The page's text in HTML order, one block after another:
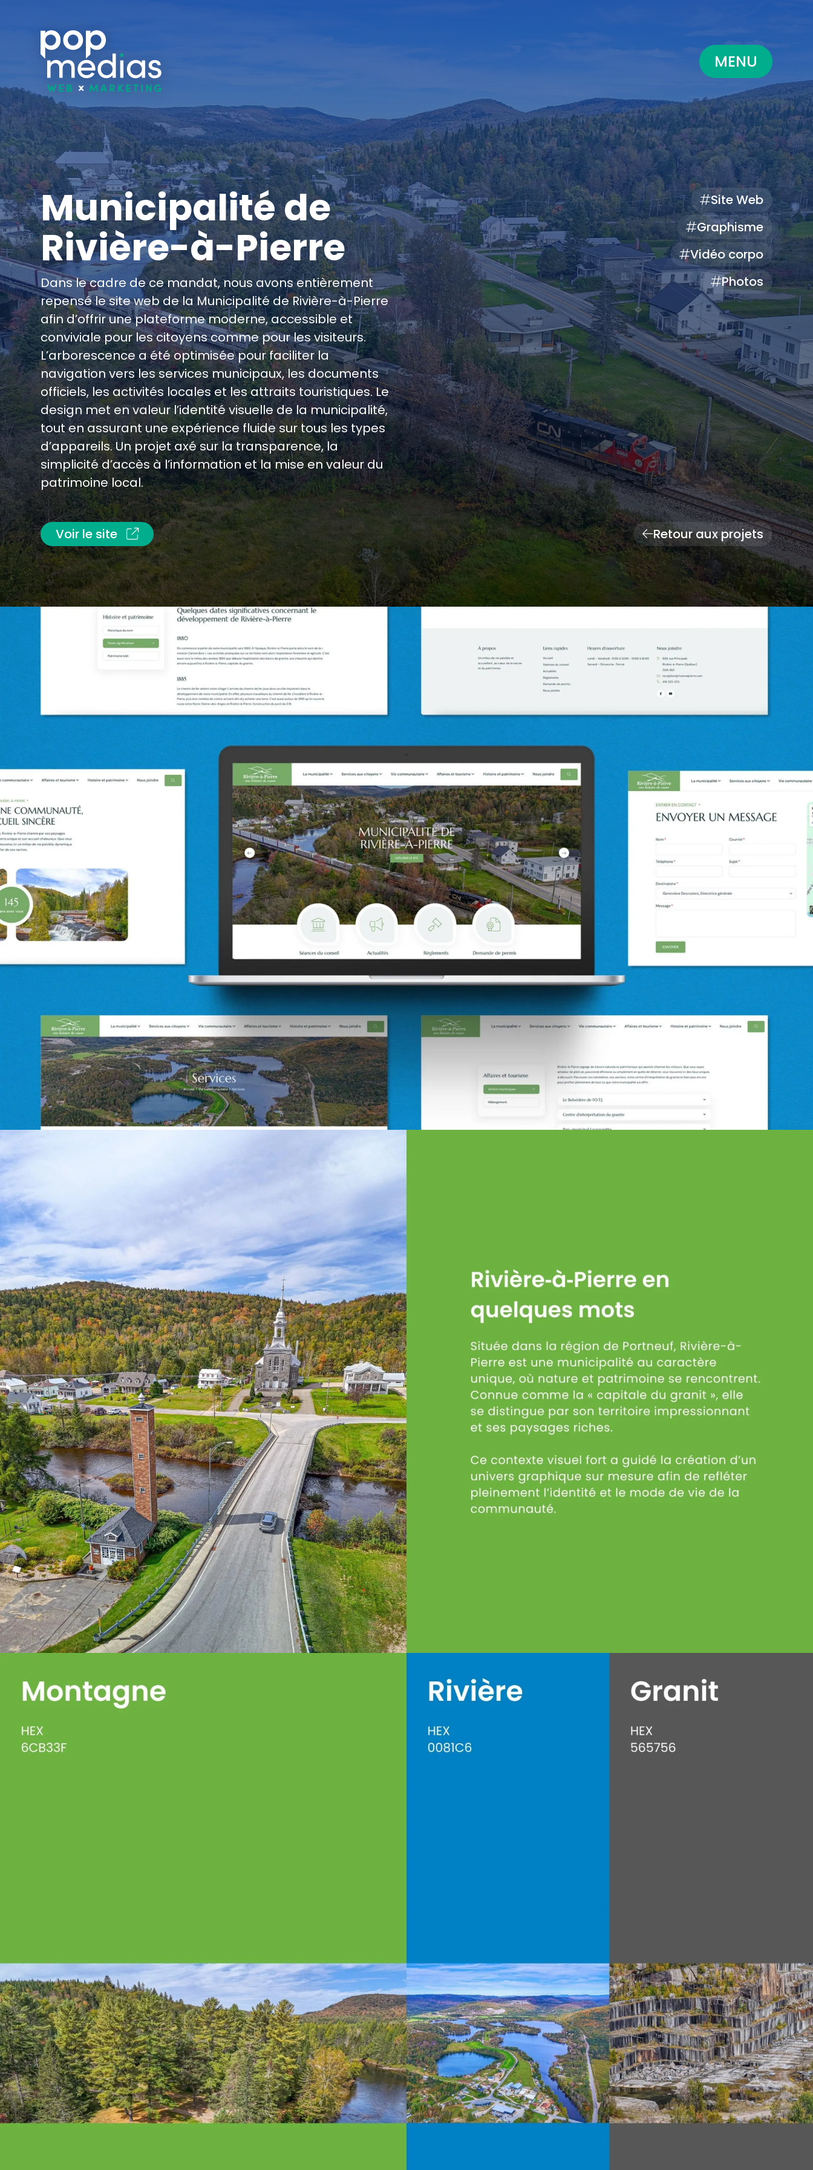
MENU
Municipalité de
Rivière-à-Pierre
Dans le cadre de ce mandat, nous avons entièrement
repensé le site web de la Municipalité de Rivière-à-Pierre
afin d’offrir une plateforme moderne, accessible et
conviviale pour les citoyens comme pour les visiteurs.
L’arborescence a été optimisée pour faciliter la
navigation vers les services municipaux, les documents
officiels, les activités locales et les attraits touristiques. Le
design met en valeur l’identité visuelle de la municipalité,
tout en assurant une expérience fluide sur tous les types
d’appareils. Un projet axé sur la transparence, la
simplicité d’accès à l’information et la mise en valeur du
patrimoine local.
Voir le site
Site Web
Graphisme
Vidéo corpo
Photos
Retour aux projets